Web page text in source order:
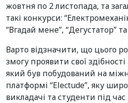
жовтня по 2 листопада, та
такі конкурси:
“Вгадай мене”, “Дегустатор”
Варто відзначити, що цього
змогу проявити свої
який був побудований на
платформі “Electude”, яку
викладачі та студенти під